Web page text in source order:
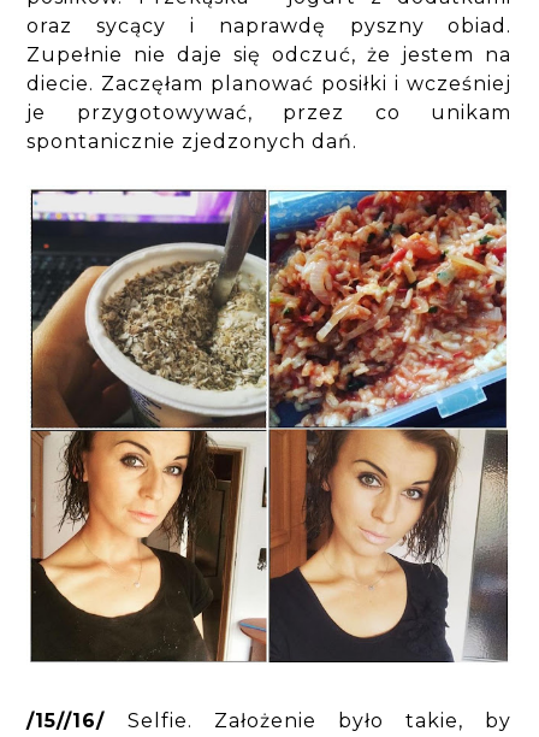
oraz sycący i naprawdę pyszny obiad.
Zupełnie nie daje się odczuć, że jestem na
diecie. Zaczęłam planować posiłki i wcześniej
je przygotowywać, przez co unikam
spontanicznie zjedzonych dań.
/15//16/Selfie. Założenie było takie, by